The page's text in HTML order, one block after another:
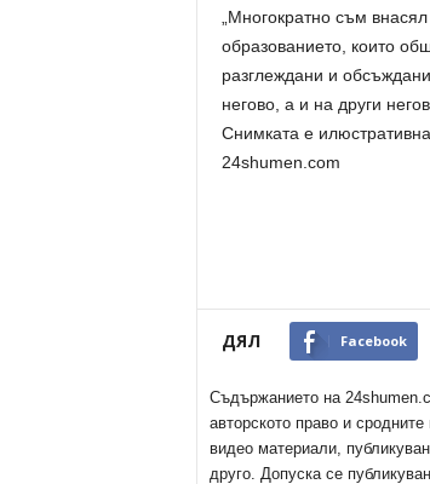
„Многократно съм
образованието, които
разглеждани и
негово, а и на други
Снимката е илюстративна.
24shumen.com
ДЯЛ Facebook
Съдържанието на
авторското право и
видео материали,
друго. Допуска се